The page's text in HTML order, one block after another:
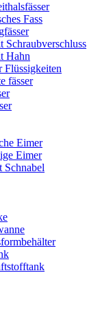
Fass
Schraubverschluss
Hahn
Flüssigkeiten
fässer
Eimer
Eimer
Schnabel